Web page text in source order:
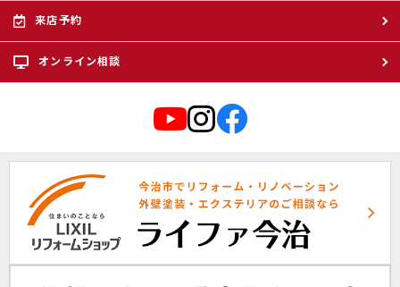
来店予約
オンライン相談